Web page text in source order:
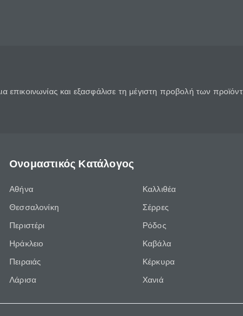
και εξασφάλισε τη μέγιστη προβολή των
Ονομαστικός Κατάλογος
Αθήνα
Θεσσαλονίκη
Περιστέρι
Ηράκλειο
Πειραιάς
Λάρισα
Καλλιθέα
Σέρρες
Ρόδος
Καβάλα
Κέρκυρα
Χανιά